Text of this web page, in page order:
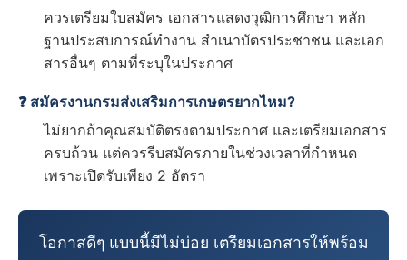
ควรเตรียมใบสมัคร เอกสารแสดงวุฒิการศึกษา หลัก
ฐานประสบการณ์ทำงาน สำเนาบัตรประชาชน และเอก
สารอื่นๆ ตามที่ระบุในประกาศ
❓ สมัครงานกรมส่งเสริมการเกษตรยากไหม?
ไม่ยากถ้าคุณสมบัติตรงตามประกาศ และเตรียมเอกสาร
ครบถ้วน แต่ควรรีบสมัครภายในช่วงเวลาที่กำหนด
เพราะเปิดรับเพียง 2 อัตรา
โอกาสดีๆ แบบนี้มีไม่บ่อย เตรียมเอกสารให้พร้อม